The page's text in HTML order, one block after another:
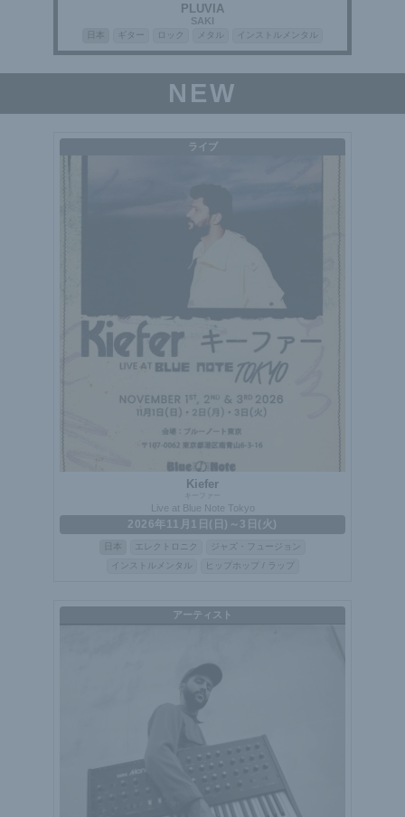
PLUVIA
SAKI
ギター ロック メタル インストルメンタル
NEW
ライブ
Kiefer
Live at Blue Note Tokyo
2026年11月1日(日)～3日(火)
エレクトロニク
ジャズ・フュージョン
インストルメンタル
ヒップホップ / ラップ
アーティスト